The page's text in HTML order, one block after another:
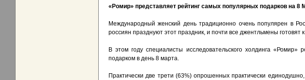
«Ромир» представляет рейтинг самых популярных подарков на 8
Международный женский день традиционно очень популярен в
россиян празднуют этот праздник, и почти все джентльмены
В этом году специалисты исследовательского холдинга
подарком в день 8 марта.
Практически две трети (63%) опрошенных практически